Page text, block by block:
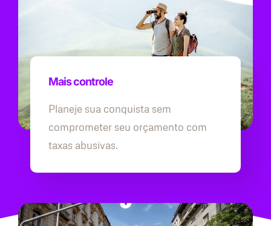
Mais controle
Planeje sua conquista sem
comprometer seu orçamento com
taxas abusivas.